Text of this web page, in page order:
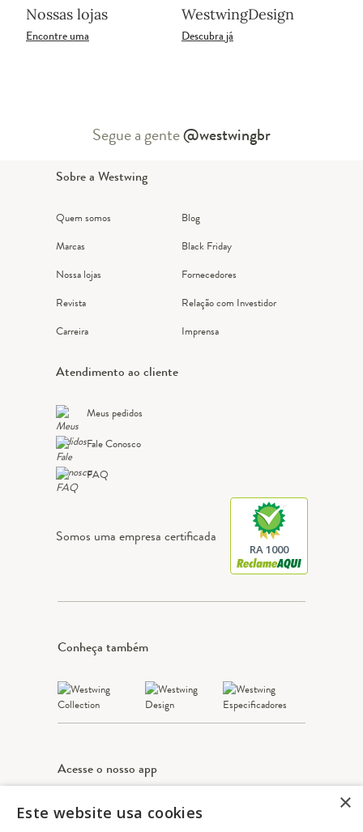
Nossas lojas
Encontre uma
WestwingDesign
Descubra já
Segue a gente@westwingbr
Sobre a Westwing
Quem somos
Marcas
Nossa lojas
Revista
Carreira
Blog
Black Friday
Fornecedores
Relação com Investidor
Imprensa
Atendimento ao cliente
Meus pedidos
Fale Conosco
FAQ
Somos uma empresa certificada
RA 1000
Conheça também
Acesse o nosso app
Apple Store Google play
×
Este website usa cookies